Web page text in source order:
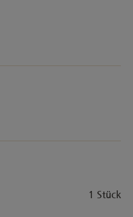
1 Stück